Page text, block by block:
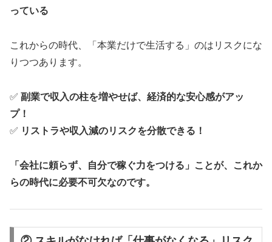
っている
これからの時代、「本業だけで生活する」のはリスクにな
りつつあります。
✅ 副業で収入の柱を増やせば、経済的な安心感がアッ
プ！
✅ リストラや収入減のリスクを分散できる！
「会社に頼らず、自分で稼ぐ力をつける」ことが、これか
らの時代に必要不可欠なのです。